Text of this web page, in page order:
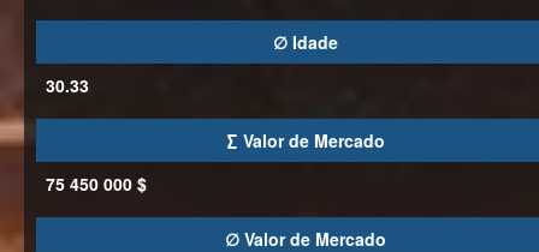
∅ Idade
30.33
∑ Valor de Mercado
75 450 000 $
∅ Valor de Mercado